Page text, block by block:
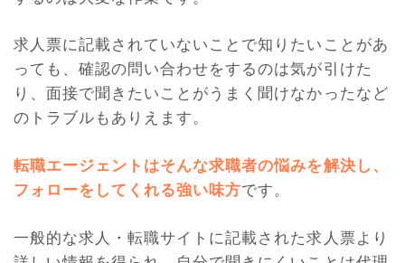
求人票に記載されていないことで知りたいことがあ
っても、確認の問い合わせをするのは気が引けた
り、面接で聞きたいことがうまく聞けなかったなど
のトラブルもありえます。
転職エージェントはそんな求職者の悩みを解決し、
フォローをしてくれる強い味方です。
一般的な求人・転職サイトに記載された求人票より